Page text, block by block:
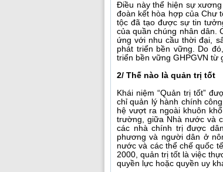
Điều này thể hiện sự
đoàn kết hòa hợp của Chư
tộc đã tạo được sự tin
của quần chúng nhân dân.
ứng với nhu cầu thời đại,
phát triển bền vững. Do
triển bền vững GHPGVN từ
2/ Thế nào là quản trị tốt
Khái niệm “Quản trị tốt”
chỉ quản lý hành chính
hệ vượt ra ngoài khuôn
trường, giữa Nhà nước và
các nhà chính trị được
phương và người dân ở
nước và các thể chế quốc
2000, quản trị tốt là việc
quyền lực hoặc quyền uy